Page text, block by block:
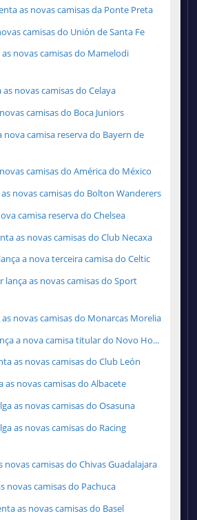
as novas camisas da Ponte Preta
camisas do Unión de Santa Fe
novas camisas do Mamelodi
novas camisas do Celaya
camisas do Boca Juniors
nova camisa reserva do Bayern de
camisas do América do México
novas camisas do Bolton Wanderers
camisa reserva do Chelsea
as novas camisas do Club Necaxa
a nova terceira camisa do Celtic
lança as novas camisas do Sport
novas camisas do Monarcas Morelia
a nova camisa titular do Novo Ho...
as novas camisas do Club León
as novas camisas do Albacete
as novas camisas do Osasuna
as novas camisas do Racing
novas camisas do Chivas Guadalajara
novas camisas do Pachuca
as novas camisas do Basel